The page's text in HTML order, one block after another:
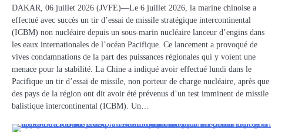
DAKAR, 06 juillet 2026 (JVFE)—Le 6 juillet 2026, la marine chinoise a
effectué avec succès un tir d’essai de missile stratégique intercontinental
(ICBM) non nucléaire depuis un sous-marin nucléaire lanceur d’engins dans
les eaux internationales de l’océan Pacifique. Ce lancement a provoqué de
vives condamnations de la part des puissances régionales qui y voient une
menace pour la stabilité. La Chine a indiqué avoir effectué lundi dans le
Pacifique un tir d’essai de missile, non porteur de charge nucléaire, après que
des pays de la région ont dit avoir été prévenus d’un test imminent de missile
balistique intercontinental (ICBM). Un…